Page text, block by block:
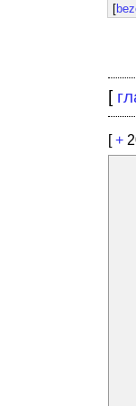
[
[
[+